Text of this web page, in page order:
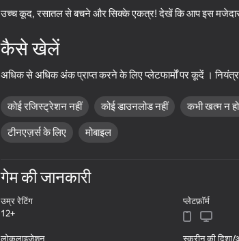
55
Call Sprunki Incredibox now!
51
40
उच्च कूद, रसातल से बचने और सिक्के एकत्र! देखें कि आप इस
कैसे खेलें
अधिक से अधिक अंक प्राप्त करने के लिए प्लेटफार्मों पर कूदें ।
कोई रजिस्ट्रेशन नहीं कोई डाउनलोड नहीं कभी खत्म न
टीनएज़र्स के लिए मोबाइल
गेम की जानकारी
उम्र रेटिंग
12+
प्लेटफ़ॉर्म
लोकलाइज़ेशन स्क्रीन की